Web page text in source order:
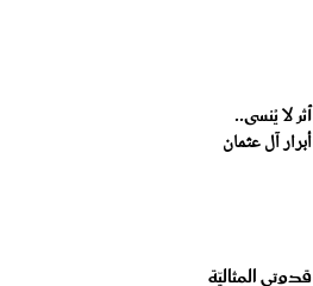
أثر لا يُنسى..
أبرار آل عثمان
قدوتي المثاليّة